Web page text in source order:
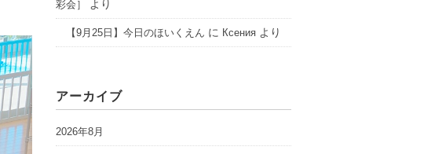
彩会］
より
【9月25日】今日のほいくえん に Ксения より
アーカイブ
2026年8月